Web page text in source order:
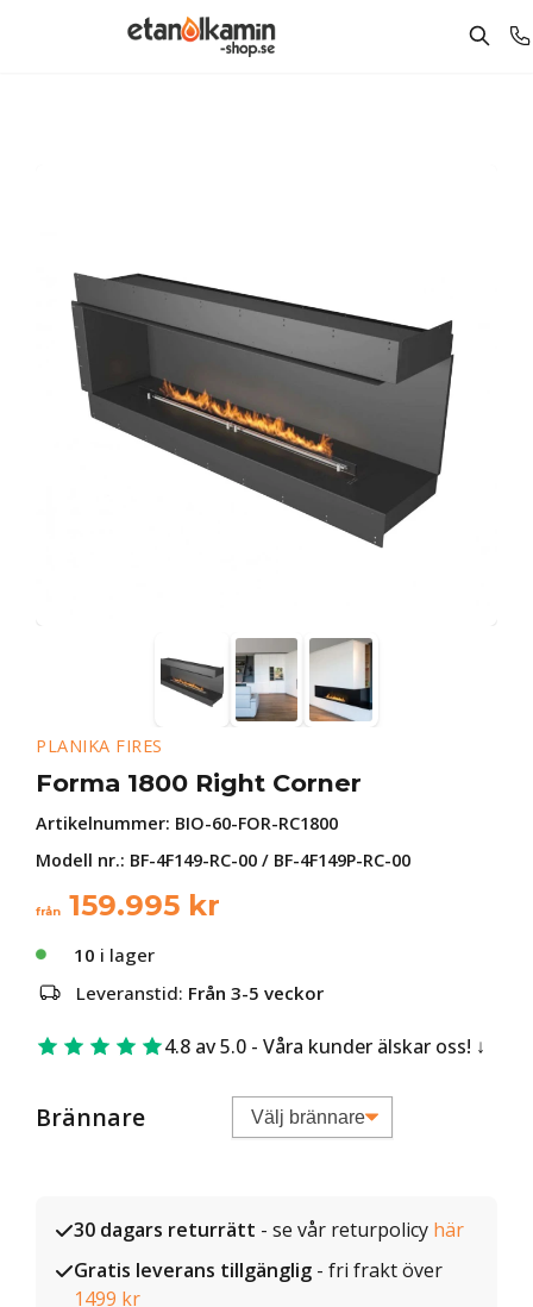
PLANIKA FIRES
Forma 1800 Right Corner
Artikelnummer: BIO-60-FOR-RC1800
Modell nr.: BF-4F149-RC-00 / BF-4F149P-RC-00
från 159.995 kr
10 i lager
Leveranstid: Från 3-5 veckor
4.8 av 5.0 - Våra kunder älskar oss!
Brännare
30 dagars returrätt - se vår returpolicy här
Gratis leverans tillgänglig - fri frakt över
1499 kr